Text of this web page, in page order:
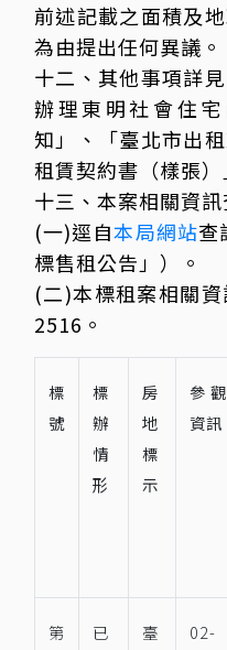
前述記載之面積及
為由提出任何異議。
十二、其他事項詳
辦理東明社會住
知」、「臺北市出
租賃契約書（樣張）
十三、本案相關資訊
(一)逕自本局網站查
標售租公告」）。
(二)本標租案相關
2516。
標
號
標
辦
情
形
房
地
標
示
參
資訊
第
已
臺
02-